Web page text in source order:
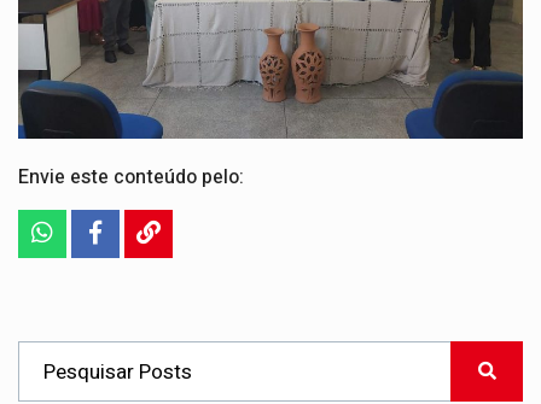
Envie este conteúdo pelo: